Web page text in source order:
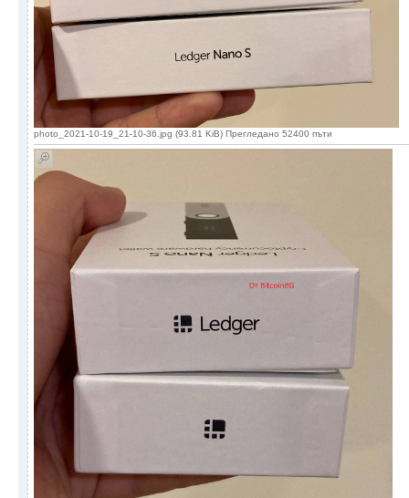
photo_2021-10-19_21-10-36.jpg (93.81 KiB) Прегледано 52400 пъти